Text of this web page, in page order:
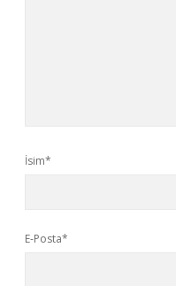
İsim*
E-Posta*